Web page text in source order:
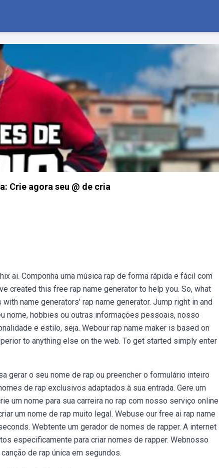
Crie agora seu @ de cria
ai. Componha uma música rap de forma rápida e fácil com
created this free rap name generator to help you. So, what
name generators' rap name generator. Jump right in and
nome, hobbies ou outras informações pessoais, nosso
e estilo, seja. Webour rap name maker is based on
to anything else on the web. To get started simply enter
gerar o seu nome de rap ou preencher o formulário inteiro
de rap exclusivos adaptados à sua entrada. Gere um
um nome para sua carreira no rap com nosso serviço online
um nome de rap muito legal. Webuse our free ai rap name
Webtente um gerador de nomes de rapper. A internet
especificamente para criar nomes de rapper. Webnosso
de rap única em segundos.